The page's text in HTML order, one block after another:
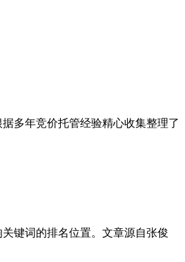
多年竞价托管经验精心收集整理了
键词的排名位置。 文章源自张俊